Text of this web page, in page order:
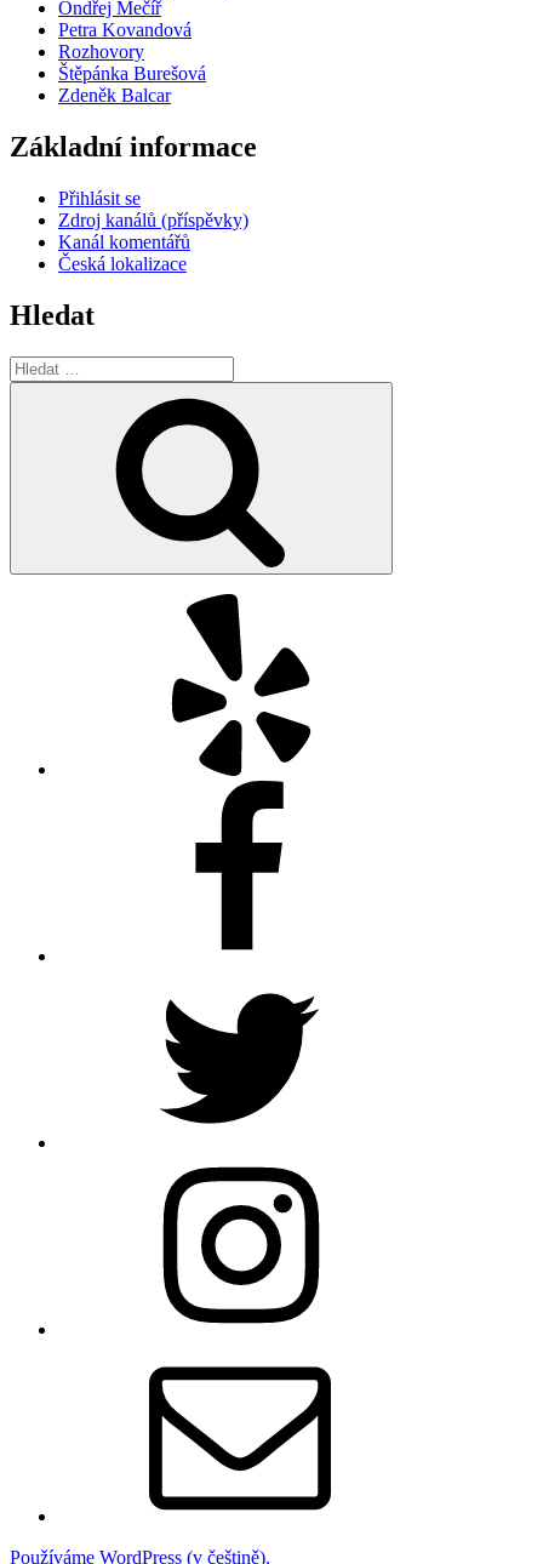
Ondřej Mečíř
Petra Kovandová
Rozhovory
Štěpánka Burešová
Zdeněk Balcar
Základní informace
Přihlásit se
Zdroj kanálů (příspěvky)
Kanál komentářů
Česká lokalizace
Hledat
Hledat:
Používáme WordPress (v češtině).